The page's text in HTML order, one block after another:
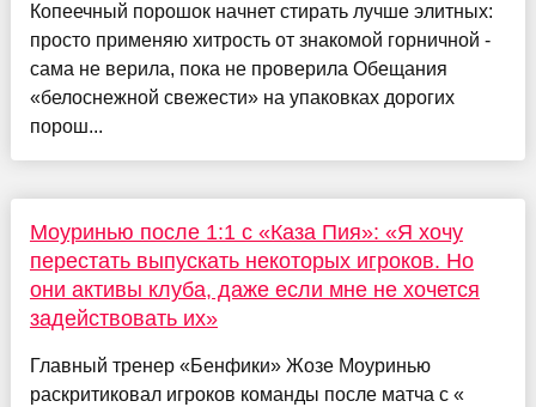
Копеечный порошок начнет стирать лучше элитных:
просто применяю хитрость от знакомой горничной -
сама не верила, пока не проверила Обещания
«белоснежной свежести» на упаковках дорогих
порош...
Моуринью после 1:1 с «Каза Пия»: «Я хочу
перестать выпускать некоторых игроков. Но
они активы клуба, даже если мне не хочется
задействовать их»
Главный тренер «Бенфики» Жозе Моуринью
раскритиковал игроков команды после матча с «